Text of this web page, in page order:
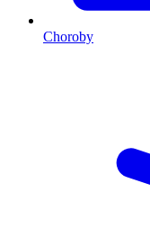
Choroby